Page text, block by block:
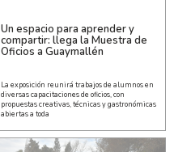
Un espacio para aprender y
compartir: llega la Muestra de
Oficios a Guaymallén
La exposición reunirá trabajos de alumnos en
diversas capacitaciones de oficios, con
propuestas creativas, técnicas y gastronómicas
abiertas a toda